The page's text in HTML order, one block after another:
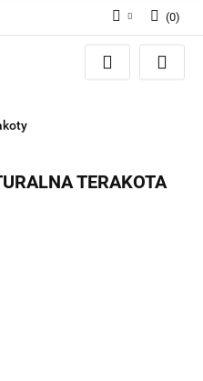
Zaloguj się
(0)
TERAKOTA